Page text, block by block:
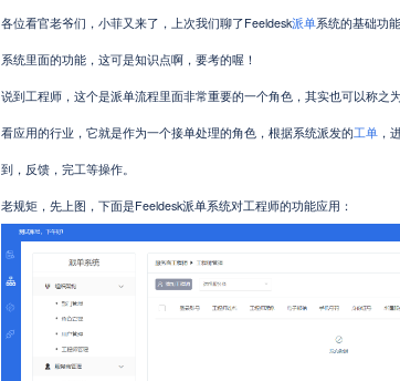
各位看官老爷们，小菲又来了，上次我们聊了Feeldesk派单系统的基础功
系统里面的功能，这可是知识点啊，要考的喔！
说到工程师，这个是派单流程里面非常重要的一个角色，其实也可以称之
看应用的行业，它就是作为一个接单处理的角色，根据系统派发的工单，
到，反馈，完工等操作。
老规矩，先上图，下面是Feeldesk派单系统对工程师的功能应用：